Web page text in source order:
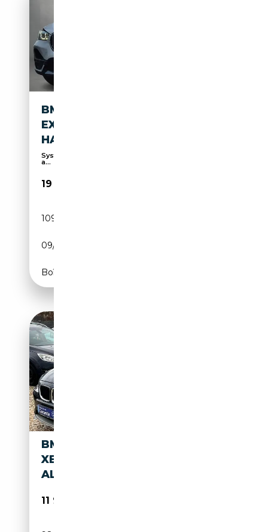
BMW X1 SDRIVE18I HIGH
EXECUTIVE | TREKHAAK |
HALF LEER |
Système de contrôle de la pression pneus, Phares
a...
19 950€
109 466 km
09/2020
Boîte manuelle
BMW X1 20I/BI-
XENON/TEL/TEMP/BC/PDC/8X
ALUS/1.HAND!
11 998€